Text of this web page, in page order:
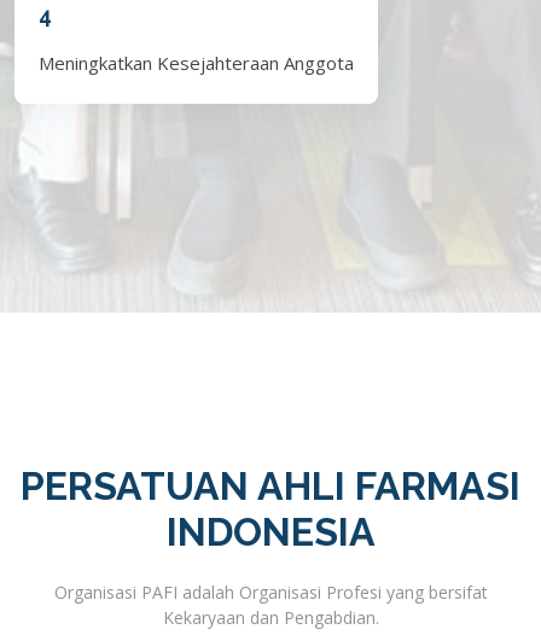
4
Meningkatkan Kesejahteraan Anggota
PERSATUAN AHLI FARMASI
INDONESIA
Organisasi PAFI adalah Organisasi Profesi yang bersifat
Kekaryaan dan Pengabdian.